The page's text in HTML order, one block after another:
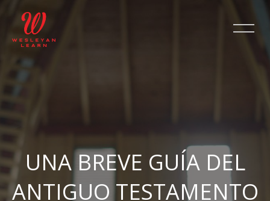
UNA BREVE GUÍA DEL
ANTIGUO TESTAMENTO